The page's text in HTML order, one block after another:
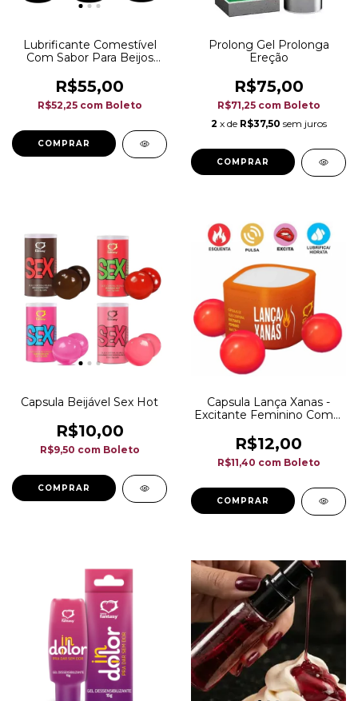
Lubrificante Comestível
Com Sabor Para Beijos
R$55,00
R$52,25 com Boleto
COMPRAR
Prolong Gel Prolonga
Ereção
R$75,00
R$71,25 com Boleto
2 x de R$37,50 sem juros
Capsula Beijável Sex Hot
R$10,00
R$9,50 com Boleto
COMPRAR
Capsula Lança Xanas -
Excitante Feminino Com 3
R$12,00
R$11,40 com Boleto